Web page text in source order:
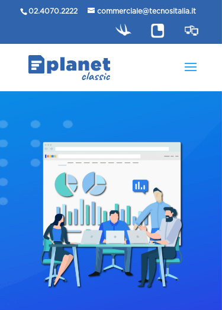
02.4070.2222 commerciale@tecnositalia.it